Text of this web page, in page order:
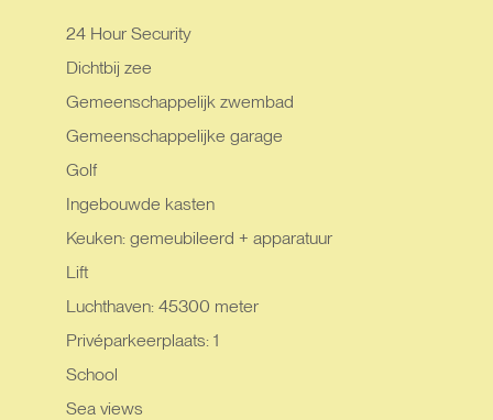
24 Hour Security
Dichtbij zee
Gemeenschappelijk zwembad
Gemeenschappelijke garage
Golf
Ingebouwde kasten
Keuken: gemeubileerd + apparatuur
Lift
Luchthaven: 45300 meter
Privéparkeerplaats: 1
School
Sea views